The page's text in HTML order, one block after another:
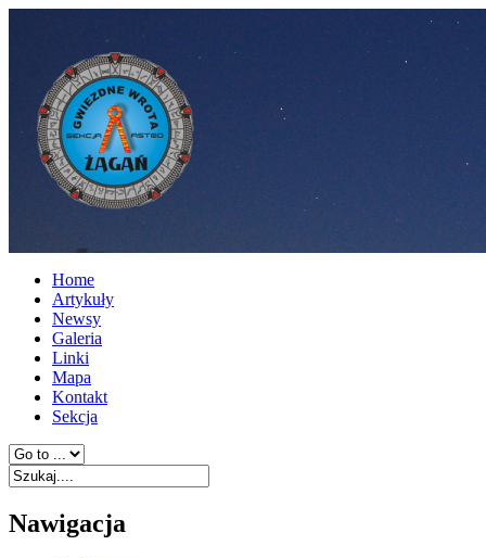
Home
Artykuły
Newsy
Galeria
Linki
Mapa
Kontakt
Sekcja
Nawigacja